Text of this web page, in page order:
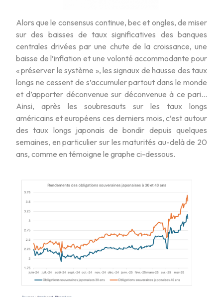
Alors que le consensus continue, bec et ongles, de miser
sur des baisses de taux significatives des banques
centrales drivées par une chute de la croissance, une
baisse de l’inflation et une volonté accommodante pour
« préserver le système », les signaux de hausse des taux
longs ne cessent de s’accumuler partout dans le monde
et d’apporter déconvenue sur déconvenue à ce pari…
Ainsi, après les soubresauts sur les taux longs
américains et européens ces derniers mois, c’est autour
des taux longs japonais de bondir depuis quelques
semaines, en particulier sur les maturités au-delà de 20
ans, comme en témoigne le graphe ci-dessous.